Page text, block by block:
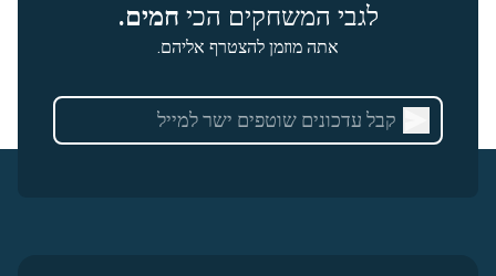
לגבי המשחקים הכי חמים.
אתה מוזמן להצטרף אליהם.